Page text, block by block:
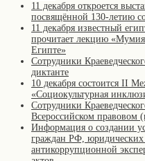
11 декабря откроется
посвящённой 130-летию
11 декабря известный
прочитает лекцию
Египте»
Сотрудники
диктанте
10 декабря состоится II
«Cоциокультурная
Сотрудники
Всероссийском правовом
Информация о создании
граждан РФ,
антикоррупционной